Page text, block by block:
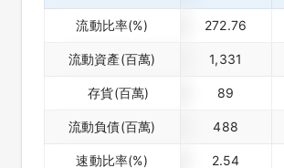
流動比率(%) 272.76
流動資產(百萬) 1,331
存貨(百萬) 89
流動負債(百萬) 488
速動比率(%) 2.54